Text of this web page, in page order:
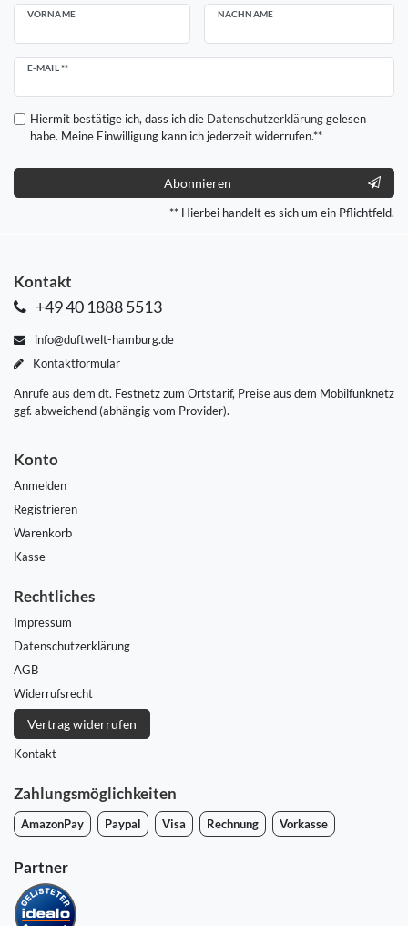
VORNAME NACHNAME
E-MAIL **
Newsletter
Hiermit bestätige ich, dass ich die Daten­schutz­erklärunggelesen
habe. Meine Einwilligung kann ich jederzeit widerrufen.**
Abonnieren
** Hierbei handelt es sich um ein Pflichtfeld.
Kontakt
+49 40 1888 5513
info@duftwelt-hamburg.de
Kontaktformular
Anrufe aus dem dt. Festnetz zum Ortstarif, Preise aus dem Mobilfunknetz
ggf. abweichend (abhängig vom Provider).
Konto
Anmelden
Registrieren
Warenkorb
Kasse
Rechtliches
Impressum
Daten­schutz­erklärung
AGB
Widerrufs­recht
Vertrag widerrufen
Kontakt
Zahlungsmöglichkeiten
AmazonPay Paypal Visa Rechnung Vorkasse
Partner